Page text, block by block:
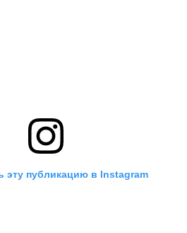
эту публикацию в Instagram